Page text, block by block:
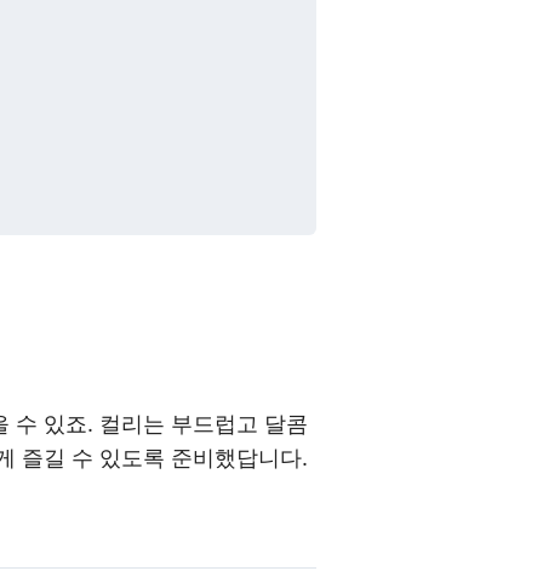
수 있죠. 컬리는 부드럽고 달콤
즐길 수 있도록 준비했답니다.